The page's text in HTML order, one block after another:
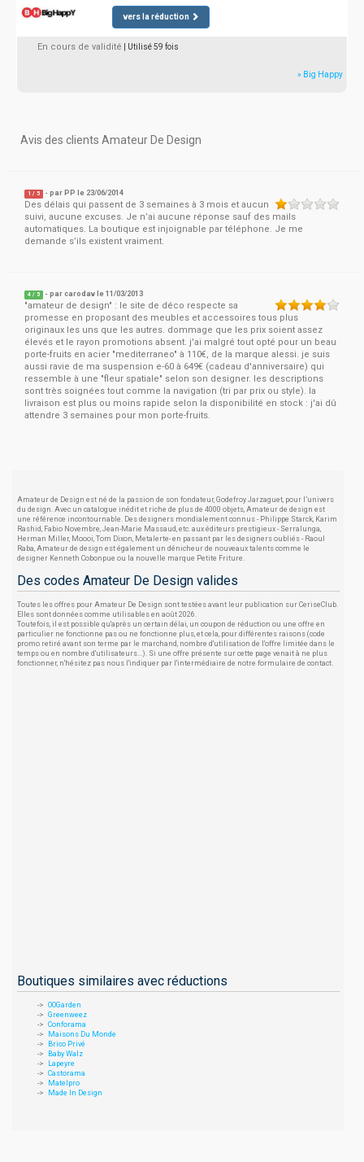
vers la réduction
En cours de validité | Utilisé 59 fois
» Big Happy
Avis des clients Amateur De Design
1 / 5 - par PP le 23/06/2014
Des délais qui passent de 3 semaines à 3 mois et aucun
suivi, aucune excuses. Je n’ai aucune réponse sauf des mails
automatiques. La boutique est injoignable par téléphone. Je me
demande s’ils existent vraiment.
4 / 5 - parcarodav le 11/03/2013
"amateur de design" : le site de déco respecte sa
promesse en proposant des meubles et accessoires tous plus
originaux les uns que les autres. dommage que les prix soient assez
élevés et le rayon promotions absent. j'ai malgré tout opté pour un beau
porte-fruits en acier "mediterraneo" à 110€, de la marque alessi. je suis
aussi ravie de ma suspension e-60 à 649€ (cadeau d'anniversaire) qui
ressemble à une "fleur spatiale" selon son designer. les descriptions
sont très soignées tout comme la navigation (tri par prix ou style). la
livraison est plus ou moins rapide selon la disponibilité en stock : j'ai dû
attendre 3 semaines pour mon porte-fruits.
Amateur de Design est né de la passion de son fondateur, Godefroy Jarzaguet, pour l’univers
du design. Avec un catalogue inédit et riche de plus de 4000 objets, Amateur de design est
une référence incontournable. Des designers mondialement connus - Philippe Starck, Karim
Rashid, Fabio Novembre, Jean-Marie Massaud, etc. aux éditeurs prestigieux - Serralunga,
Herman Miller, Moooi, Tom Dixon, Metalerte- en passant par les designers oubliés - Raoul
Raba, Amateur de design est également un dénicheur de nouveaux talents comme le
designer Kenneth Cobonpue ou la nouvelle marque Petite Friture.
Des codes Amateur De Design valides
Toutes les offres pour Amateur De Design sont testées avant leur publication sur CeriseClub.
Elles sont données comme utilisables en août 2026.
Toutefois, il est possible qu'après un certain délai, un coupon de réduction ou une offre en
particulier ne fonctionne pas ou ne fonctionne plus, et cela, pour différentes raisons (code
promo retiré avant son terme par le marchand, nombre d'utilisation de l'offre limitée dans le
temps ou en nombre d'utilisateurs...). Si une offre présente sur cette page venait à ne plus
fonctionner, n'hésitez pas nous l'indiquer par l'intermédiaire de notre formulaire de contact.
Boutiques similaires avec réductions
OOGarden
Greenweez
Conforama
Maisons Du Monde
Brico Privé
Baby Walz
Lapeyre
Castorama
Matelpro
Made In Design